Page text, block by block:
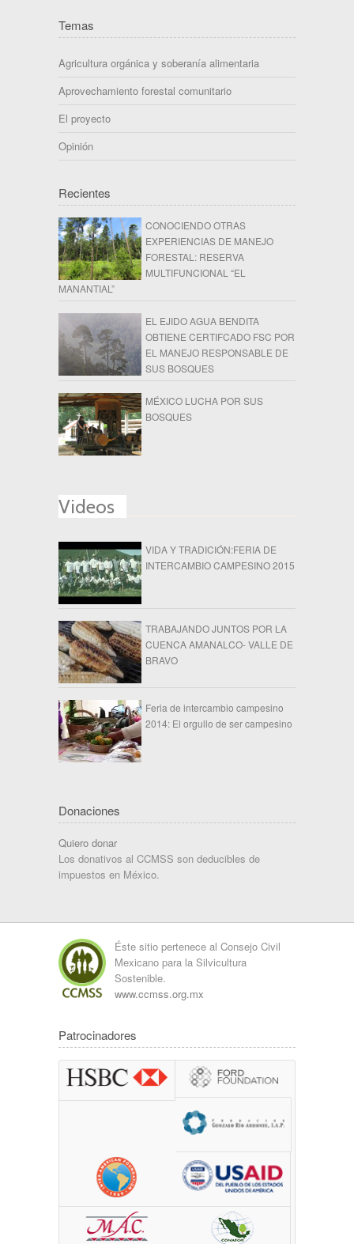
Temas
Agricultura orgánica y soberanía alimentaria
Aprovechamiento forestal comunitario
El proyecto
Opinión
Recientes
CONOCIENDO OTRAS
EXPERIENCIAS DE MANEJO
FORESTAL: RESERVA
MULTIFUNCIONAL “EL
MANANTIAL”
EL EJIDO AGUA BENDITA
OBTIENE CERTIFCADO FSC POR
EL MANEJO RESPONSABLE DE
SUS BOSQUES
MÉXICO LUCHA POR SUS
BOSQUES
Videos
VIDA Y TRADICIÓN:FERIA DE
INTERCAMBIO CAMPESINO 2015
TRABAJANDO JUNTOS POR LA
CUENCA AMANALCO- VALLE DE
BRAVO
Feria de intercambio campesino
2014: El orgullo de ser campesino
Donaciones
Quiero donar
Los donativos al CCMSS son deducibles de
impuestos en México.
Éste sitio pertenece al Consejo Civil
Mexicano para la Silvicultura
Sostenible.
www.ccmss.org.mx
Patrocinadores